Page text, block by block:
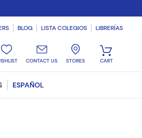
BLOG LISTA COLEGIOS LIBRERÍAS
CONTACT US STORES
ESPAÑOL